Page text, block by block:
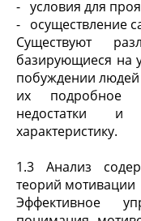
- условия для
- осуществление
Существуют
базирующиеся на
побуждении
их подробное
недостатки
характеристику.
1.3 Анализ
теорий мотивации
Эффективное